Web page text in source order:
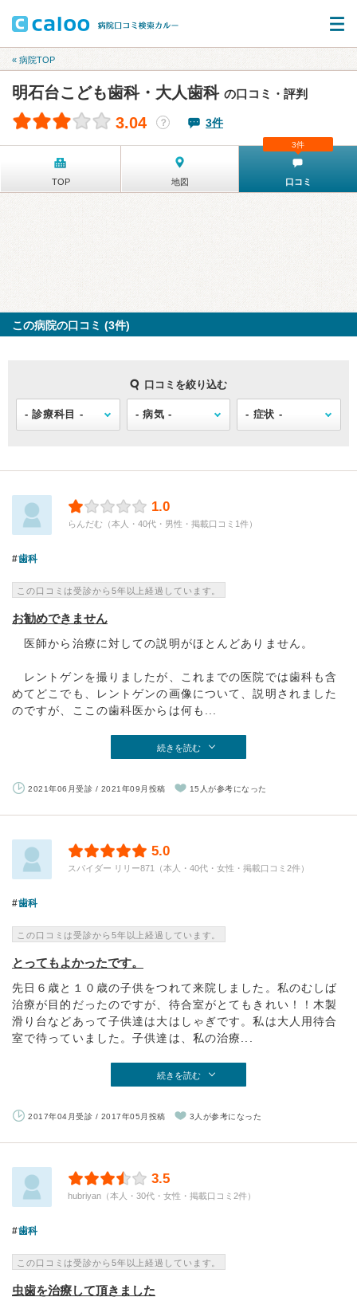
« 病院TOP
明石台こども歯科・大人歯科 の口コミ・評判
3.04 ？ 3件
TOP 地図 口コミ
3件
この病院の口コミ (3件)
口コミを絞り込む
1.0
らんだむ（本人・40代・男性・掲載口コミ1件）
歯科
この口コミは受診から5年以上経過しています。
お勧めできません
医師から治療に対しての説明がほとんどありません。
レントゲンを撮りましたが、これまでの医院では歯科も含
めてどこでも、レントゲンの画像について、説明されました
のですが、ここの歯科医からは何も...
続きを読む
2021年06月受診 / 2021年09月投稿 15人が参考になった
5.0
スパイダー リリー871（本人・40代・女性・掲載口コミ2件）
歯科
この口コミは受診から5年以上経過しています。
とってもよかったです。
先日６歳と１０歳の子供をつれて来院しました。私のむしば
治療が目的だったのですが、待合室がとてもきれい！！木製
滑り台などあって子供達は大はしゃぎです。私は大人用待合
室で待っていました。子供達は、私の治療...
続きを読む
2017年04月受診 / 2017年05月投稿 3人が参考になった
3.5
hubriyan（本人・30代・女性・掲載口コミ2件）
歯科
この口コミは受診から5年以上経過しています。
虫歯を治療して頂きました